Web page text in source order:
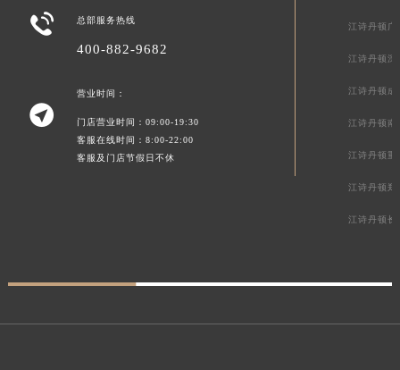
 总部服务热线
400-882-9682

营业时间：
门店营业时间：09:00-19:30
客服在线时间：8:00-22:00
客服及门店节假日不休
江诗丹顿广
江诗丹顿深
江诗丹顿成
江诗丹顿南
江诗丹顿重
江诗丹顿郑
江诗丹顿长